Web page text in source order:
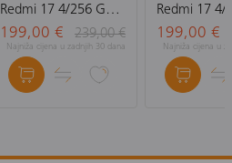
Redmi 17 4/256 GB,
crni
199,00 € 239,00 €
Najniža cijena u zadnjih 30 dana
Redmi 17 4/
zeleni
199,00 €
Najniža cijena u